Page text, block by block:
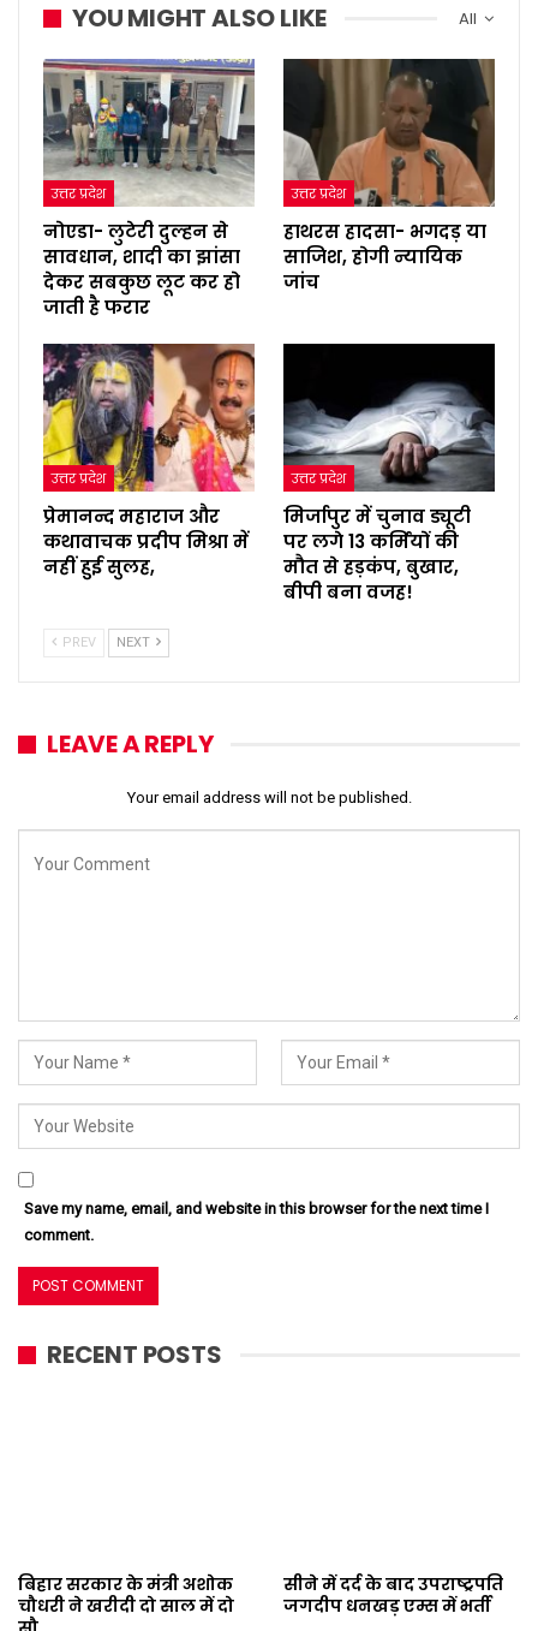
All
YOU MIGHT ALSO LIKE
उत्तर प्रदेश
नोएडा- लुटेरी दुल्हन से
सावधान, शादी का झांसा
देकर सबकुछ लूट कर हो
जाती है फरार
उत्तर प्रदेश
हाथरस हादसा- भगदड़ या
साजिश, होगी न्यायिक
जांच
उत्तर प्रदेश
प्रेमानन्द महाराज और
कथावाचक प्रदीप मिश्रा में
नहीं हुई सुलह,
उत्तर प्रदेश
मिर्जापुर में चुनाव ड्यूटी
पर लगे 13 कर्मियों की
मौत से हड़कंप, बुखार,
बीपी बना वजह!
PREV NEXT
LEAVE A REPLY
Your email address will not be published.
Save my name, email, and website in this browser for the next time I
comment.
RECENT POSTS
बिहार सरकार के मंत्री अशोक
चौधरी ने खरीदी दो साल में दो
सीने में दर्द के बाद उपराष्ट्रपति
जगदीप धनखड़ एम्स में भर्ती